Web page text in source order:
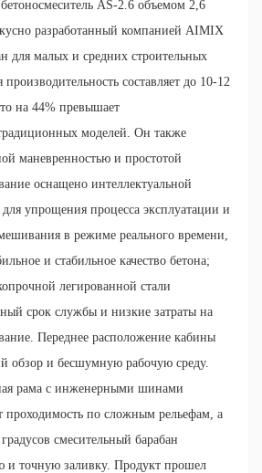
AS-2.6 объемом 2,6
разработанный компанией AIMIX
для малых и средних строительных
составляет до 10-12
на 44% превышает
моделей. Он также
маневренностью и простотой
оснащено интеллектуальной
упрощения процесса эксплуатации и
в режиме реального времени,
и стабильное качество бетона;
легированной стали
срок службы и низкие затраты на
Переднее расположение кабины
обзор и бесшумную рабочую среду.
рама с инженерными шинами
проходимость по сложным рельефам, а
смесительный барабан
и точную заливку. Продукт прошел